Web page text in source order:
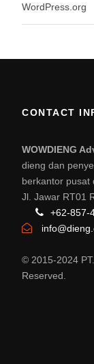
WordPress.org
CONTACT
WOWDIENG
dieng dan
berkantor pusat
Jl. Jawar RT01
+62-857-
© 2015-2024
Reserved.